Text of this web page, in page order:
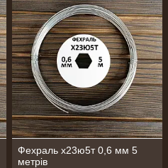
Фехраль х23ю5т 0,6 мм 5
метрів